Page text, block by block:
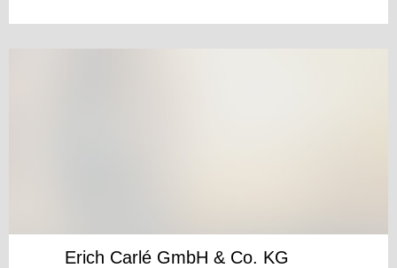
Erich Carlé GmbH & Co. KG